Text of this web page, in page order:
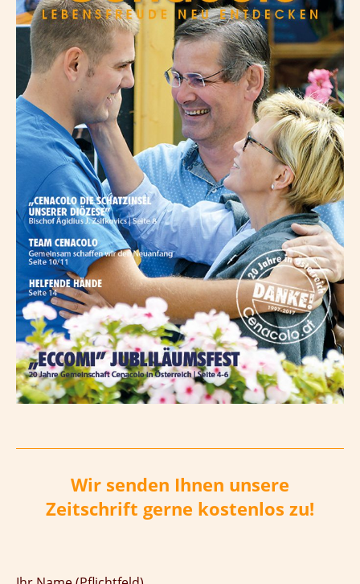
Wir senden Ihnen unsere
Zeitschrift gerne kostenlos zu!